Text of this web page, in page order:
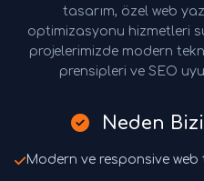
tasarım, özel web
optimizasyonu hizmetleri
projelerimizde modern
prensipleri ve SEO
Neden
Modern ve responsive web